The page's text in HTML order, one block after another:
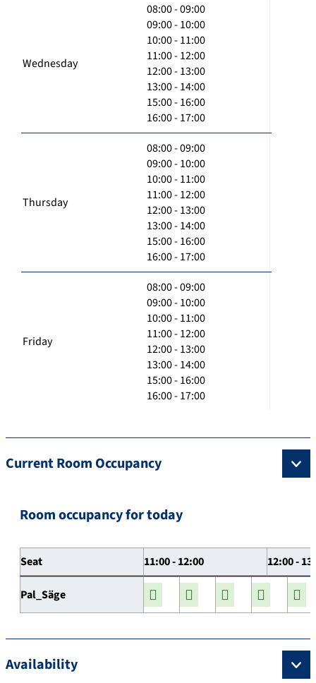
Wednesday
08:00 - 09:00
09:00 - 10:00
10:00 - 11:00
11:00 - 12:00
12:00 - 13:00
13:00 - 14:00
15:00 - 16:00
16:00 - 17:00
Thursday
08:00 - 09:00
09:00 - 10:00
10:00 - 11:00
11:00 - 12:00
12:00 - 13:00
13:00 - 14:00
15:00 - 16:00
16:00 - 17:00
Friday
08:00 - 09:00
09:00 - 10:00
10:00 - 11:00
11:00 - 12:00
12:00 - 13:00
13:00 - 14:00
15:00 - 16:00
16:00 - 17:00
Current Room Occupancy
Room occupancy for today
Seat 11:00 - 12:00 12:00 -
Pal_Säge
Availability